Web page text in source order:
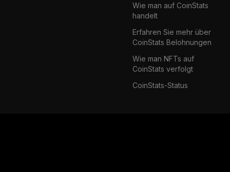
Wie man auf CoinStats
handelt
Erfahren Sie mehr über
CoinStats Belohnungen
Wie man NFTs auf
CoinStats verfolgt
CoinStats-Status